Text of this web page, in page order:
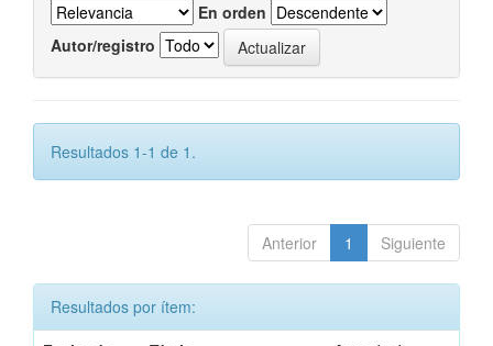
En orden
Autor/registro
Resultados 1-1 de 1.
Anterior 1 Siguiente
Resultados por ítem: